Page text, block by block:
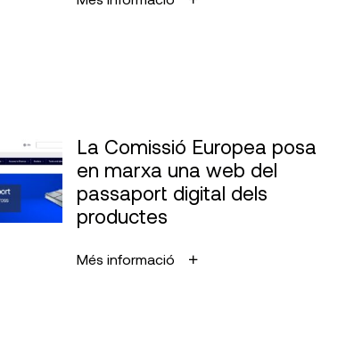
La Comissió Europea posa
en marxa una web del
passaport digital dels
productes
Més informació